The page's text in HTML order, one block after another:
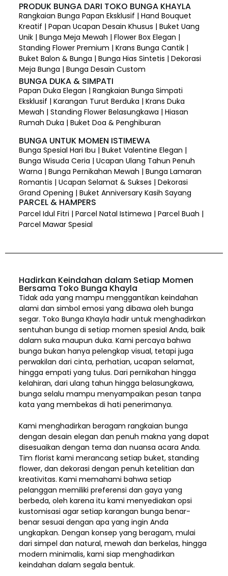
PRODUK BUNGA DARI TOKO BUNGA KHAYLA
Rangkaian Bunga Papan Eksklusif | Hand Bouquet
Kreatif | Papan Ucapan Desain Khusus | Buket Uang
Unik | Bunga Meja Mewah | Flower Box Elegan |
Standing Flower Premium | Krans Bunga Cantik |
Buket Balon & Bunga | Bunga Hias Sintetis | Dekorasi
Meja Bunga | Bunga Desain Custom
BUNGA DUKA & SIMPATI
Papan Duka Elegan | Rangkaian Bunga Simpati
Eksklusif | Karangan Turut Berduka | Krans Duka
Mewah | Standing Flower Belasungkawa | Hiasan
Rumah Duka | Buket Doa & Penghiburan
BUNGA UNTUK MOMEN ISTIMEWA
Bunga Spesial Hari Ibu | Buket Valentine Elegan |
Bunga Wisuda Ceria | Ucapan Ulang Tahun Penuh
Warna | Bunga Pernikahan Mewah | Bunga Lamaran
Romantis | Ucapan Selamat & Sukses | Dekorasi
Grand Opening | Buket Anniversary Kasih Sayang
PARCEL & HAMPERS
Parcel Idul Fitri | Parcel Natal Istimewa | Parcel Buah |
Parcel Mawar Spesial
Hadirkan Keindahan dalam Setiap Momen
Bersama Toko Bunga Khayla
Tidak ada yang mampu menggantikan keindahan
alami dan simbol emosi yang dibawa oleh bunga
segar. Toko Bunga Khayla hadir untuk menghadirkan
sentuhan bunga di setiap momen spesial Anda, baik
dalam suka maupun duka. Kami percaya bahwa
bunga bukan hanya pelengkap visual, tetapi juga
perwakilan dari cinta, perhatian, ucapan selamat,
hingga empati yang tulus. Dari pernikahan hingga
kelahiran, dari ulang tahun hingga belasungkawa,
bunga selalu mampu menyampaikan pesan tanpa
kata yang membekas di hati penerimanya.
Kami menghadirkan beragam rangkaian bunga
dengan desain elegan dan penuh makna yang dapat
disesuaikan dengan tema dan nuansa acara Anda.
Tim florist kami merancang setiap buket, standing
flower, dan dekorasi dengan penuh ketelitian dan
kreativitas. Kami memahami bahwa setiap
pelanggan memiliki preferensi dan gaya yang
berbeda, oleh karena itu kami menyediakan opsi
kustomisasi agar setiap karangan bunga benar-
benar sesuai dengan apa yang ingin Anda
ungkapkan. Dengan konsep yang beragam, mulai
dari simpel dan natural, mewah dan berkelas, hingga
modern minimalis, kami siap menghadirkan
keindahan dalam segala bentuk.